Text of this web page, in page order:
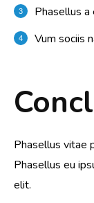
Phasellus
Vum sociis
Phasellus vitae
Phasellus eu
elit.